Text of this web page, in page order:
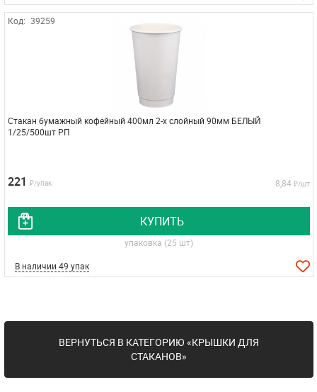
Код: 39259
Стакан бумажный кофейный 400мл 2-х слойный 90мм БЕЛЫЙ
1/25/500шт РП
221 ₽/упак 8,84 ₽/шт
КУПИТЬ
упаковка (25 шт)
В наличии 49 упак
ВЕРНУТЬСЯ В КАТЕГОРИЮ «КРЫШКИ ДЛЯ
СТАКАНОВ»